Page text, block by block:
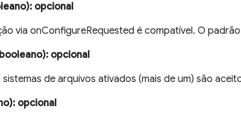
: opcional
via onConfigureRequested é compatível. O padrão
: opcional
sistemas de arquivos ativados (mais de um) são
: opcional